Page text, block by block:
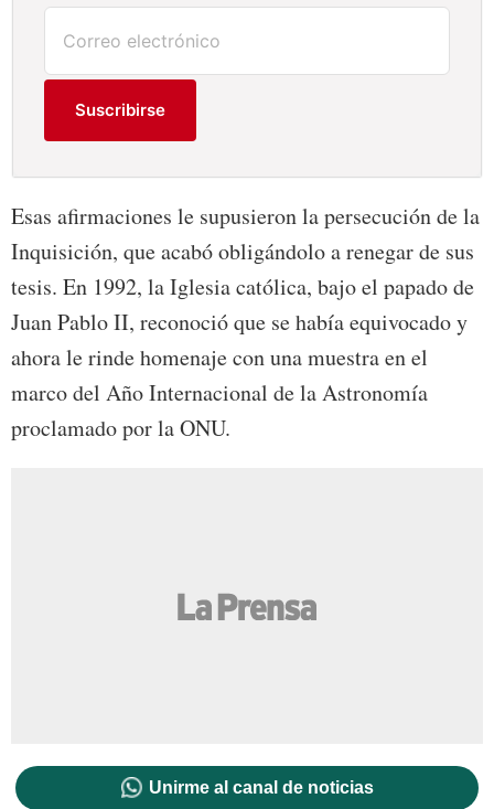
Suscribirse
Esas afirmaciones le supusieron la persecución de la
Inquisición, que acabó obligándolo a renegar de sus
tesis. En 1992, la Iglesia católica, bajo el papado de
Juan Pablo II, reconoció que se había equivocado y
ahora le rinde homenaje con una muestra en el
marco del Año Internacional de la Astronomía
proclamado por la ONU.
Unirme al canal de noticias